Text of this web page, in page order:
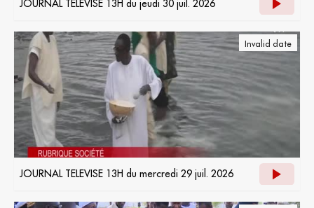
JOURNAL TELEVISE 13H du jeudi 30 juil. 2026
Invalid date
JOURNAL TELEVISE 13H du mercredi 29 juil. 2026